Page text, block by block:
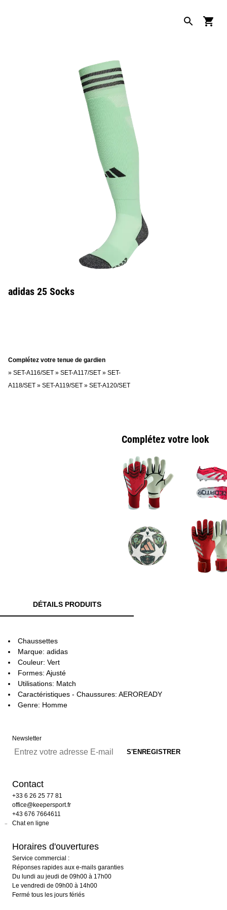
adidas 25 Socks
Complétez votre tenue de gardien
» SET-A116/SET » SET-A117/SET » SET-
A118/SET » SET-A119/SET » SET-A120/SET
Complétez votre look
DÉTAILS PRODUITS
Chaussettes
Marque: adidas
Couleur: Vert
Formes: Ajusté
Utilisations: Match
Caractéristiques - Chaussures: AEROREADY
Genre: Homme
Newsletter
Contact
+33 6 26 25 77 81
office@keepersport.fr
+43 676 7664611
Chat en ligne
Horaires d'ouvertures
Service commercial :
Réponses rapides aux e-mails garanties
Du lundi au jeudi de 09h00 à 17h00
Le vendredi de 09h00 à 14h00
Fermé tous les jours fériés